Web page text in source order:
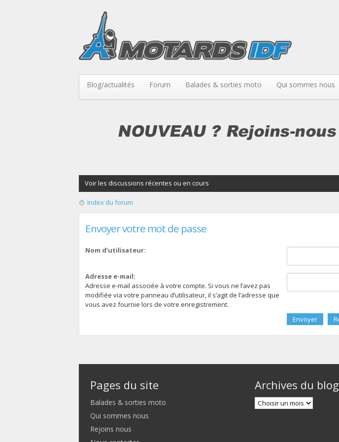
Blog/actualités Forum Balades & sorties moto Qui sommes nous
Voir les discussions récentes ou en cours
Index du forum
Envoyer votre mot de passe
Nom d’utilisateur:
Adresse e-mail:
Adresse e-mail associée à votre compte. Si vous ne l’avez pas
modifiée via votre panneau d’utilisateur, il s’agit de l’adresse que
vous avez fournie lors de votre enregistrement.
Pages du site
Balades & sorties moto
Qui sommes nous
Rejoins nous
Archives du blog